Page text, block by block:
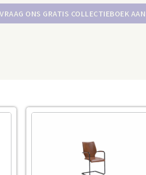
VRAAG ONS GRATIS COLLECTIEBOEK AAN